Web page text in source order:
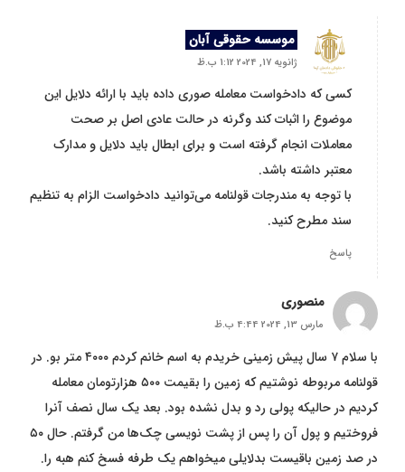
موسسه حقوقی آبان
ژانویه 17, 2024 1:12 ب.ظ
کسی که دادخواست معامله صوری داده باید با ارائه دلایل این
موضوع را اثبات کند وگرنه در حالت عادی اصل بر صحت
معاملات انجام گرفته است و برای ابطال باید دلایل و مدارک
معتبر داشته باشد.
با توجه به مندرجات قولنامه می‌توانید دادخواست الزام به تنظیم
سند مطرح کنید.
پاسخ
منصوری
مارس 13, 2024 4:44 ب.ظ
با سلام ۷ سال پیش زمینی خریدم به اسم خانم کردم ۴۰۰۰ متر بو. در
قولنامه مربوطه نوشتیم که زمین را بقیمت ۵۰۰ هزارتومان معامله
کردیم در حالیکه پولی رد و بدل نشده بود. بعد یک سال نصف آنرا
فروختیم و پول آن را پس از پشت نویسی چک‌ها من گرفتم. حال ۵۰
در صد زمین باقیست بدلایلی میخواهم یک طرفه فسخ کنم هبه را.